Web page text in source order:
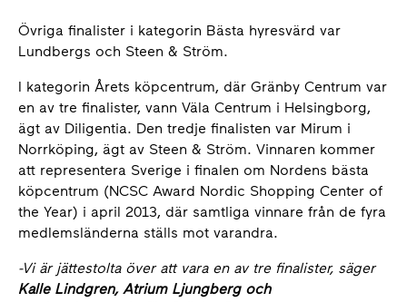
Övriga finalister i kategorin Bästa hyresvärd var
Lundbergs och Steen & Ström.
I kategorin Årets köpcentrum, där Gränby Centrum var
en av tre finalister, vann Väla Centrum i Helsingborg,
ägt av Diligentia. Den tredje finalisten var Mirum i
Norrköping, ägt av Steen & Ström. Vinnaren kommer
att representera Sverige i finalen om Nordens bästa
köpcentrum (NCSC Award Nordic Shopping Center of
the Year) i april 2013, där samtliga vinnare från de fyra
medlemsländerna ställs mot varandra.
-Vi är jättestolta över att vara en av tre finalister, säger
Kalle Lindgren, Atrium Ljungberg och